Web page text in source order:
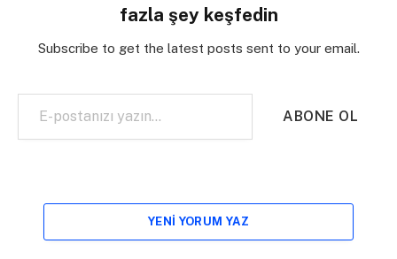
fazla şey keşfedin
Subscribe to get the latest posts sent to your email.
E-postanızı yazın…
ABONE OL
YENI YORUM YAZ